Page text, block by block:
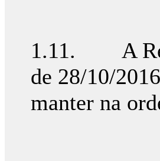
1.11. A
de 28/10/
manter na